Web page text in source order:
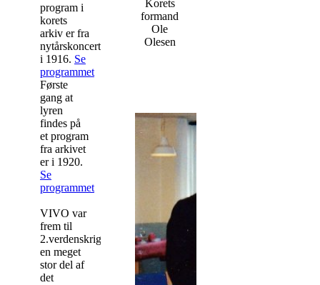
program i
korets
arkiv er fra
nytårskoncerten
i 1916. Se
programmet
Første
gang at
lyren
findes på
et program
fra arkivet
er i 1920.
Se
programmet
VIVO var
frem til
2.verdenskrig
en meget
stor del af
det
Korets
formand
Ole
Olesen